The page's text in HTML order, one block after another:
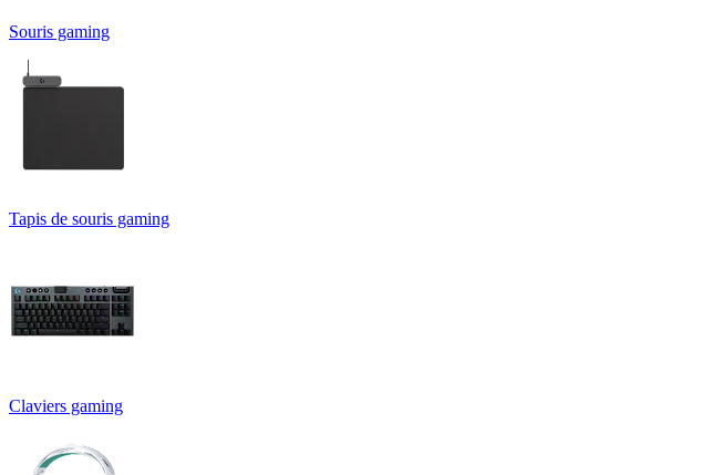
Souris gaming
Tapis de souris gaming
Claviers gaming